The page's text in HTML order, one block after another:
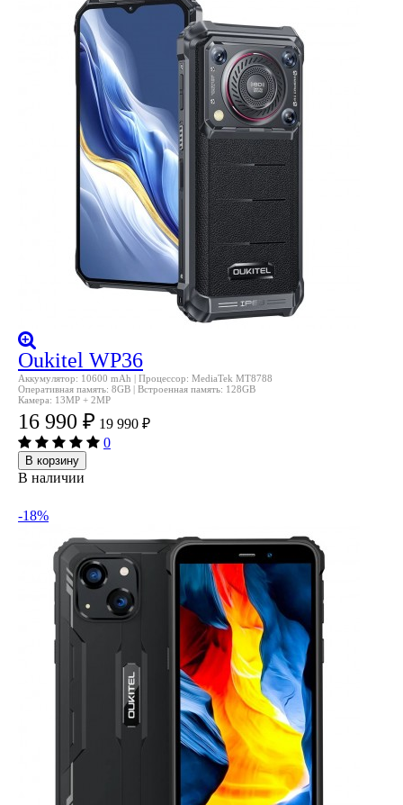
Oukitel WP36
Аккумулятор: 10600 mAh | Процессор: MediaTek MT8788
Оперативная память: 8GB | Встроенная память: 128GB
Камера: 13MP + 2MP
16 990 ₽ 19 990 ₽
0
В корзину
В наличии
-18%